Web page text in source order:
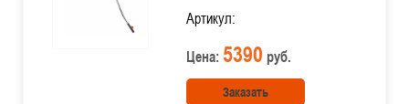
Артикул:
Цена: 5390 руб.
Заказать